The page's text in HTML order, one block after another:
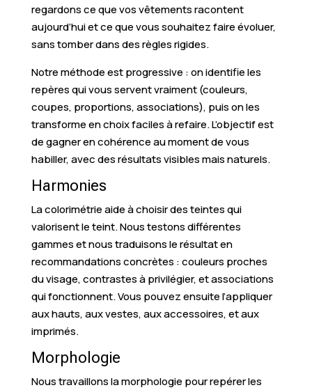
regardons ce que vos vêtements racontent
aujourd’hui et ce que vous souhaitez faire évoluer,
sans tomber dans des règles rigides.
Notre méthode est progressive : on identifie les
repères qui vous servent vraiment (couleurs,
coupes, proportions, associations), puis on les
transforme en choix faciles à refaire. L’objectif est
de gagner en cohérence au moment de vous
habiller, avec des résultats visibles mais naturels.
Harmonies
La colorimétrie aide à choisir des teintes qui
valorisent le teint. Nous testons différentes
gammes et nous traduisons le résultat en
recommandations concrètes : couleurs proches
du visage, contrastes à privilégier, et associations
qui fonctionnent. Vous pouvez ensuite l’appliquer
aux hauts, aux vestes, aux accessoires, et aux
imprimés.
Morphologie
Nous travaillons la morphologie pour repérer les